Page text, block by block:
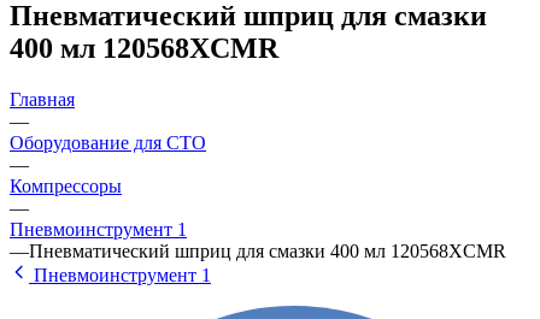
Пневматический шприц для смазки
400 мл 120568XCMR
Главная
—
Оборудование для СТО
—
Компрессоры
—
Пневмоинструмент 1
—Пневматический шприц для смазки 400 мл 120568XCMR
Пневмоинструмент 1